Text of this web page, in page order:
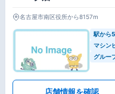
名古屋市南区役所から8157m
駅から
マシン
グルー
店舗情報を確認